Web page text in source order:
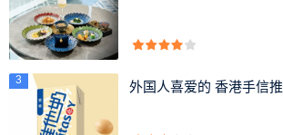
3 外国人喜爱的 香港手信